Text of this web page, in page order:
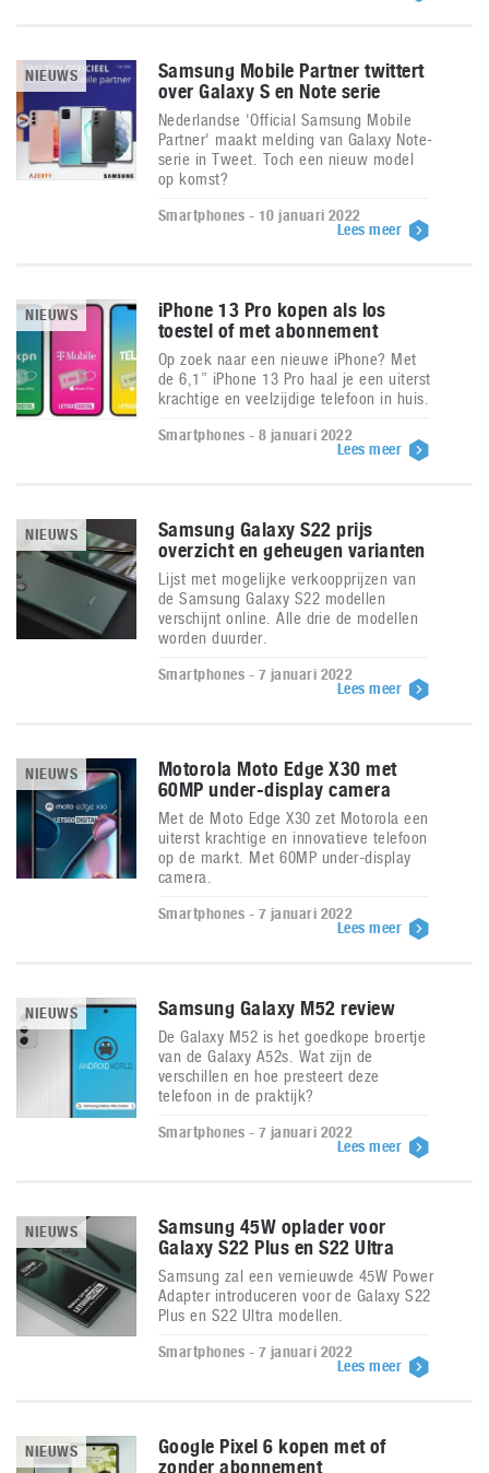
NIEUWS
Samsung Mobile Partner twittert
over Galaxy S en Note serie
Nederlandse 'Official Samsung Mobile
Partner' maakt melding van Galaxy Note-
serie in Tweet. Toch een nieuw model
op komst?
Smartphones - 10 januari 2022
Lees meer
NIEUWS
iPhone 13 Pro kopen als los
toestel of met abonnement
Op zoek naar een nieuwe iPhone? Met
de 6,1” iPhone 13 Pro haal je een uiterst
krachtige en veelzijdige telefoon in huis.
Smartphones - 8 januari 2022
Lees meer
NIEUWS
Samsung Galaxy S22 prijs
overzicht en geheugen varianten
Lijst met mogelijke verkoopprijzen van
de Samsung Galaxy S22 modellen
verschijnt online. Alle drie de modellen
worden duurder.
Smartphones - 7 januari 2022
Lees meer
NIEUWS
Motorola Moto Edge X30 met
60MP under-display camera
Met de Moto Edge X30 zet Motorola een
uiterst krachtige en innovatieve telefoon
op de markt. Met 60MP under-display
camera.
Smartphones - 7 januari 2022
Lees meer
NIEUWS Samsung Galaxy M52 review
De Galaxy M52 is het goedkope broertje
van de Galaxy A52s. Wat zijn de
verschillen en hoe presteert deze
telefoon in de praktijk?
Smartphones - 7 januari 2022
Lees meer
NIEUWS
Samsung 45W oplader voor
Galaxy S22 Plus en S22 Ultra
Samsung zal een vernieuwde 45W Power
Adapter introduceren voor de Galaxy S22
Plus en S22 Ultra modellen.
Smartphones - 7 januari 2022
Lees meer
NIEUWS
Google Pixel 6 kopen met of
zonder abonnement